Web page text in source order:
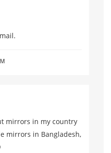
mirrors in my country
mirrors in Bangladesh,